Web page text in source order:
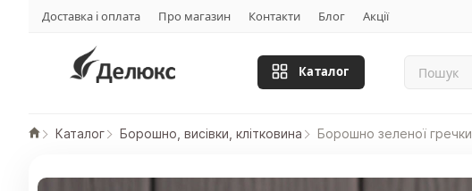
Доставка і оплата Про магазин Контакти Блог Акції
Каталог
Каталог Борошно, висівки, клітковина Борошно зеленої гречки